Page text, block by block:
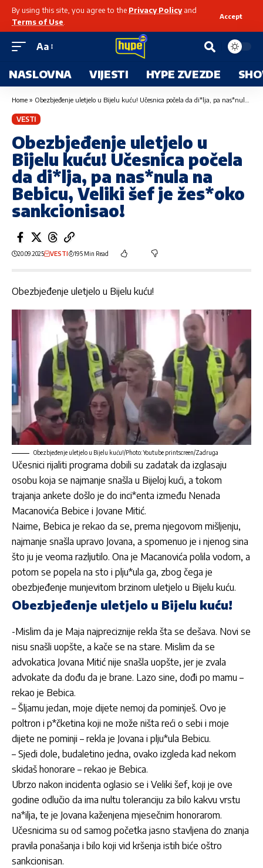
By using this site, you agree to the Privacy Policyand
Terms of Use
Accept
Aa
NASLOVNA VIJESTI HYPE ZVEZDE
Home » Obezbjeđenje uletjelo u Bijelu kuću! Učesnica počela da di*lja, pa nas*nula na Bebicu, Veliki šef je žes*oko sankcionisao!
VESTI
Obezbjeđenje uletjelo u
Bijelu kuću! Učesnica počela
da di*lja, pa nas*nula na
Bebicu, Veliki šef je žes*oko
sankcionisao!
20.09.2025 VESTI 195 Min Read
Obezbjeđenje uletjelo u Bijelu kuću!
Obezbjeđenje uletjelo u Bijelu kuću!/Photo: Youtube printscreen/Zadruga
Učesnici rijaliti programa dobili su zadatak da izglasaju
osobu koja se najmanje snašla u Bijeloj kući, a tokom
trajanja ankete došlo je do inci*enta između Nenada
Macanovića Bebice i Jovane Mitić.
Naime, Bebica je rekao da se, prema njegovom mišljenju,
najmanje snašla upravo Jovana, a spomenuo je i njenog sina
što ju je veoma razljutilo. Ona je Macanovića polila vodom, a
potom se popela na sto i plju*ula ga, zbog čega je
obezbjeđenje munjevitom brzinom uletjelo u Bijelu kuću.
Obezbjeđenje uletjelo u Bijelu kuću!
-Mislim da je Maja najpreciznije rekla šta se dešava. Novi se
nisu snašli uopšte, a kače se na stare. Mislim da se
advokatica Jovana Mitić nije snašla uopšte, jer je zvala
advokate da dođu da je brane. Lazo sine, dođi po mamu –
rekao je Bebica.
– Šljamu jedan, moje dijete nemoj da pominješ. Ovo je
poltron i p*čketina koji ne može ništa reći o sebi i moje
dijete ne pominji – rekla je Jovana i plju*ula Bebicu.
– Sjedi dole, budaletino jedna, ovako izgleda kad nekom
skidaš honorare – rekao je Bebica.
Ubrzo nakon incidenta oglasio se i Veliki šef, koji je ove
godine odlučio da ima nultu toleranciju za bilo kakvu vrstu
na*ilja, te je Jovana kaženjena mjesečnim honorarom.
Učesnicima su od samog početka jasno stavljena do znanja
pravila ponašanja i bilo koji vid kršenja istih biće oštro
sankcionisan.